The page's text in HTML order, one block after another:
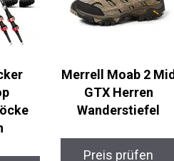
Merrell Moab 2 Mid
GTX Herren
Wanderstiefel
Preis prüfen